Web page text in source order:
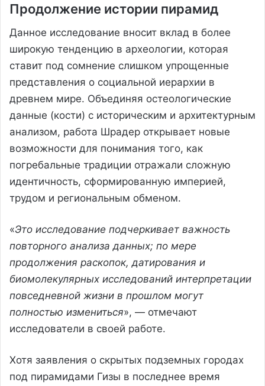
Продолжение истории пирамид
Данное исследование вносит вклад в более
широкую тенденцию в археологии, которая
ставит под сомнение слишком упрощенные
представления о социальной иерархии в
древнем мире. Объединяя остеологические
данные (кости) с историческим и архитектурным
анализом, работа Шрадер открывает новые
возможности для понимания того, как
погребальные традиции отражали сложную
идентичность, сформированную империей,
трудом и региональным обменом.
«Это исследование подчеркивает важность
повторного анализа данных; по мере
продолжения раскопок, датирования и
биомолекулярных исследований интерпретации
повседневной жизни в прошлом могут
полностью измениться», — отмечают
исследователи в своей работе.
Хотя заявления о скрытых подземных городах
под пирамидами Гизы в последнее время